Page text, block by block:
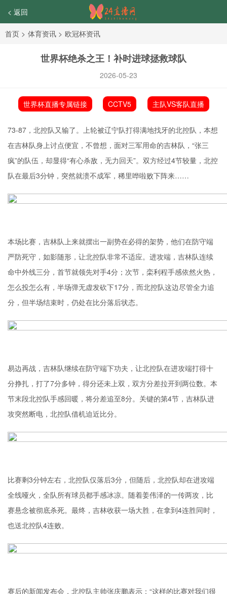
< 返回
首页 > 体育资讯 > 欧冠杯资讯
世界杯绝杀之王！补时进球拯救球队
2026-05-23
世界杯直播专属链接 CCTV5 主队VS客队直播
73-87，北控队又输了。上轮被辽宁队打得满地找牙的北控队，本想
在吉林队身上讨点便宜，不曾想，面对三军用命的吉林队，“张三
疯”的队伍，却显得“有心杀敌，无力回天”。双方经过4节较量，北控
队在最后3分钟，突然就溃不成军，稀里哗啦败下阵来……
本场比赛，吉林队上来就摆出一副势在必得的架势，他们在防守端
严防死守，如影随形，让北控队非常不适应。进攻端，吉林队连续
命中外线三分，首节就领先对手4分；次节，栾利程手感依然火热，
怎么投怎么有，半场弹无虚发砍下17分，而北控队这边尽管全力追
分，但半场结束时，仍处在比分落后状态。
易边再战，吉林队继续在防守端下功夫，让北控队在进攻端打得十
分挣扎，打了7分多钟，得分还未上双，双方分差拉开到两位数。本
节末段北控队手感回暖，将分差追至8分。关键的第4节，吉林队进
攻突然断电，北控队借机迫近比分。
比赛剩3分钟左右，北控队仅落后3分，但随后，北控队却在进攻端
全线哑火，全队所有球员都手感冰凉。随着姜伟泽的一传两攻，比
赛悬念被彻底杀死。最终，吉林收获一场大胜，在拿到4连胜同时，
也送北控队4连败。
赛后的新闻发布会，北控队主帅张庆鹏表示：“这样的比赛对我们很